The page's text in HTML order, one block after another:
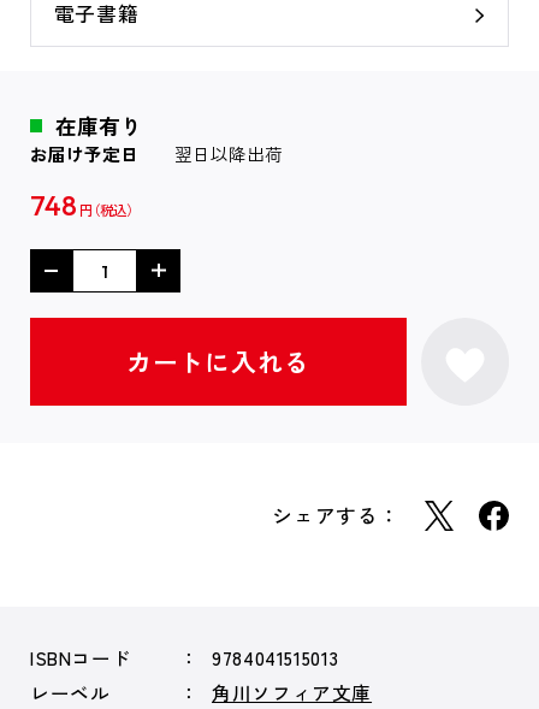
電子書籍
在庫有り
お届け予定日 翌日以降出荷
748 円
シェアする：
ISBNコード
9784041515013
レーベル
角川ソフィア文庫